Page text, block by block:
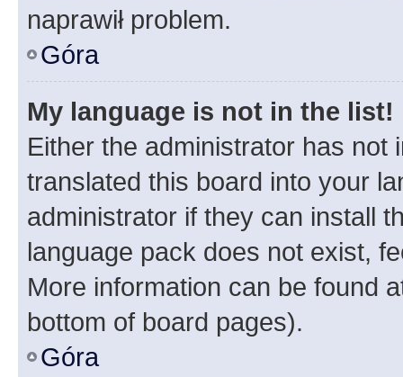
naprawił problem.
Góra
My language is not in the list!
Either the administrator has not
translated this board into your
administrator if they can install
language pack does not exist,
More information can be found
bottom of board pages).
Góra